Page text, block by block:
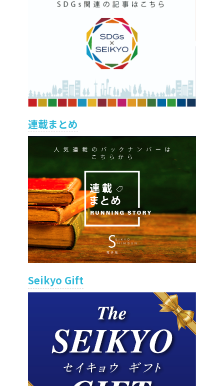
連載まとめ
Seikyo Gift